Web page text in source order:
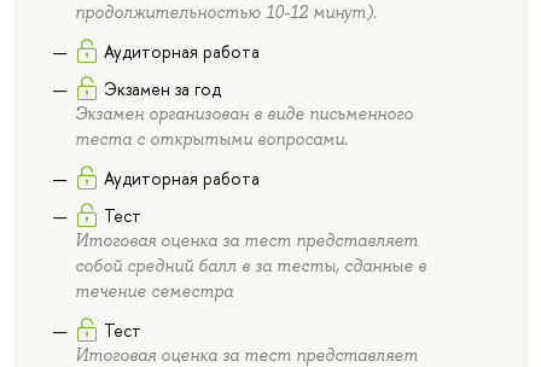
продолжительностью 10-12 минут).
Аудиторная работа
Экзамен за год
Экзамен организован в виде письменного
теста с открытыми вопросами.
Аудиторная работа
Тест
Итоговая оценка за тест представляет
собой средний балл в за тесты, сданные в
течение семестра
Тест
Итоговая оценка за тест представляет